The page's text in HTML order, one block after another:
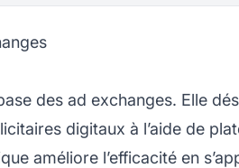
des ad exchanges. Elle
digitaux à l’aide de
améliore l’efficacité en